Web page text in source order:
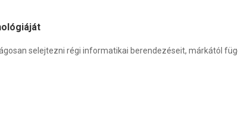
selejtezni régi informatikai berendezéseit, márkától